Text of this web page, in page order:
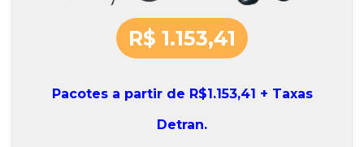
R$ 1.153,41
Pacotes a partir de R$1.153,41 + Taxas
Detran.